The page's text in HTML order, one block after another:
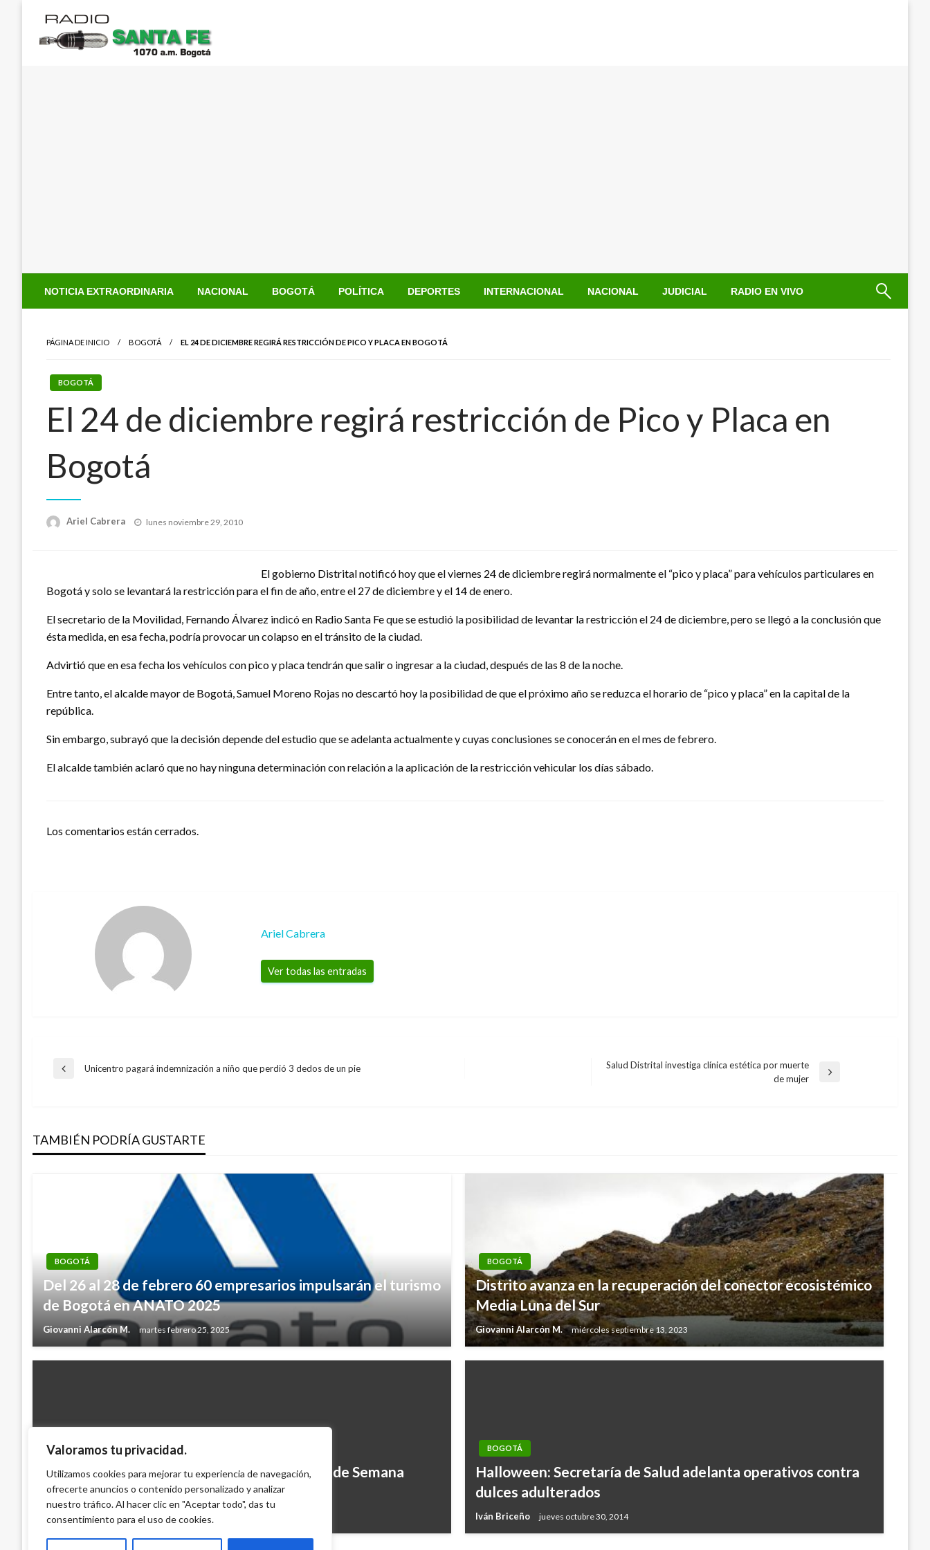
Valoramos tu privacidad.
Utilizamos cookies para mejorar tu experiencia de navegación,
ofrecerte anuncios o contenido personalizado y analizar
nuestro tráfico. Al hacer clic en "Aceptar todo", das tu
consentimiento para el uso de cookies.
contenido
NOTICIA EXTRAORDINARIA NACIONAL BOGOTÁ POLÍTICA DEPORTES INTERNACIONAL NACIONAL JUDICIAL RADIO EN VIVO
PÁGINA DE INICIO BOGOTÁ EL 24 DE DICIEMBRE REGIRÁ RESTRICCIÓN DE PICO Y PLACA EN BOGOTÁ
BOGOTÁ
El 24 de diciembre regirá restricción de Pico y Placa en
Bogotá
Ariel Cabrera
Publicado
lunes noviembre 29, 2010
El gobierno Distrital notificó hoy que el viernes 24 de diciembre regirá normalmente el “pico y placa” para vehículos particulares en
Bogotá y solo se levantará la restricción para el fin de año, entre el 27 de diciembre y el 14 de enero.
El secretario de la Movilidad, Fernando Álvarez indicó en Radio Santa Fe que se estudió la posibilidad de levantar la restricción el 24 de diciembre, pero se llegó a la conclusión que
ésta medida, en esa fecha, podría provocar un colapso en el tránsito de la ciudad.
Advirtió que en esa fecha los vehículos con pico y placa tendrán que salir o ingresar a la ciudad, después de las 8 de la noche.
Entre tanto, el alcalde mayor de Bogotá, Samuel Moreno Rojas no descartó hoy la posibilidad de que el próximo año se reduzca el horario de “pico y placa” en la capital de la
república.
Sin embargo, subrayó que la decisión depende del estudio que se adelanta actualmente y cuyas conclusiones se conocerán en el mes de febrero.
El alcalde también aclaró que no hay ninguna determinación con relación a la aplicación de la restricción vehicular los días sábado.
Los comentarios están cerrados.
Ariel Cabrera
Ver todas las entradas
Navegación
entradas
Entrada
Unicentro pagará indemnización a niño que perdió 3 dedos de un pie
Salud Distrital investiga clínica estética por muerte
de mujer
TAMBIÉN PODRÍA GUSTARTE
BOGOTÁ
Del 26 al 28 de febrero 60 empresarios impulsarán el turismo
de Bogotá en ANATO 2025
Giovanni Alarcón M. martes febrero 25, 2025
BOGOTÁ
Distrito avanza en la recuperación del conector ecosistémico
Media Luna del Sur
Giovanni Alarcón M. miércoles septiembre 13, 2023
BOGOTÁ
No regrese con animales silvestres después de Semana
Santa
Edgar Julio Montenegro domingo abril 8, 2012
BOGOTÁ
Halloween: Secretaría de Salud adelanta operativos contra
dulces adulterados
Iván Briceño jueves octubre 30, 2014